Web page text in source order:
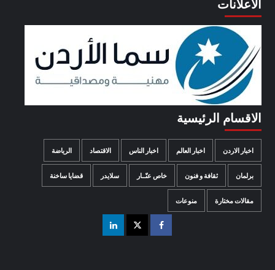
الاعلانات
الاقسام الرئيسية
اخبار الاردن اخبار العالم اخبار الناس الاقتصاد الرياضة
برلمان ثقافة و فنون خاص عنّــار سلايدر قضايا ساخنة
مقالات مختارة منوعات